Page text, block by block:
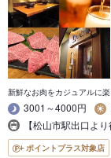
新鮮なお肉をカジュアルに
3001～4000円
【松山市駅出口よ
ポイントプラス対象店